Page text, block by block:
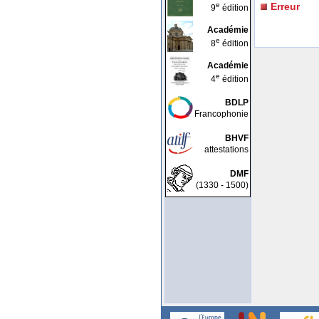
9e édition
Académie
8e édition
Académie
4e édition
BDLP
Francophonie
BHVF
attestations
DMF
(1330 - 1500)
Erreur